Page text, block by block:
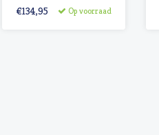
pictogrammen voor
€134,95 Op voorraad